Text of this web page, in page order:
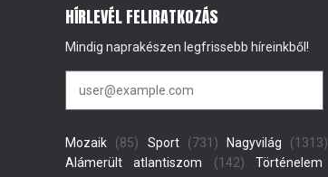
HÍRLEVÉL FELIRATKOZÁS
Mindig naprakészen legfrissebb híreinkből!
Mozaik (85) Sport(731) Nagyvilág (1313)
Alámerült atlantiszom (142) Történelem